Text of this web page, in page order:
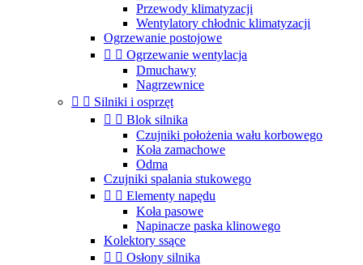
Przewody klimatyzacji
Wentylatory chłodnic klimatyzacji
Ogrzewanie postojowe
  Ogrzewanie wentylacja
Dmuchawy
Nagrzewnice
  Silniki i osprzęt
  Blok silnika
Czujniki położenia wału korbowego
Koła zamachowe
Odma
Czujniki spalania stukowego
  Elementy napędu
Koła pasowe
Napinacze paska klinowego
Kolektory ssące
  Osłony silnika